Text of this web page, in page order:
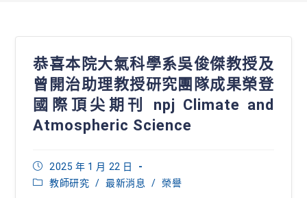
恭喜本院大氣科學系吳俊傑教授及
曾開治助理教授研究團隊成果榮登
國際頂尖期刊 npj Climate and
Atmospheric Science
Post
published:
2025 年 1 月 22 日
Post教師研究 / 最新消息 / 榮譽